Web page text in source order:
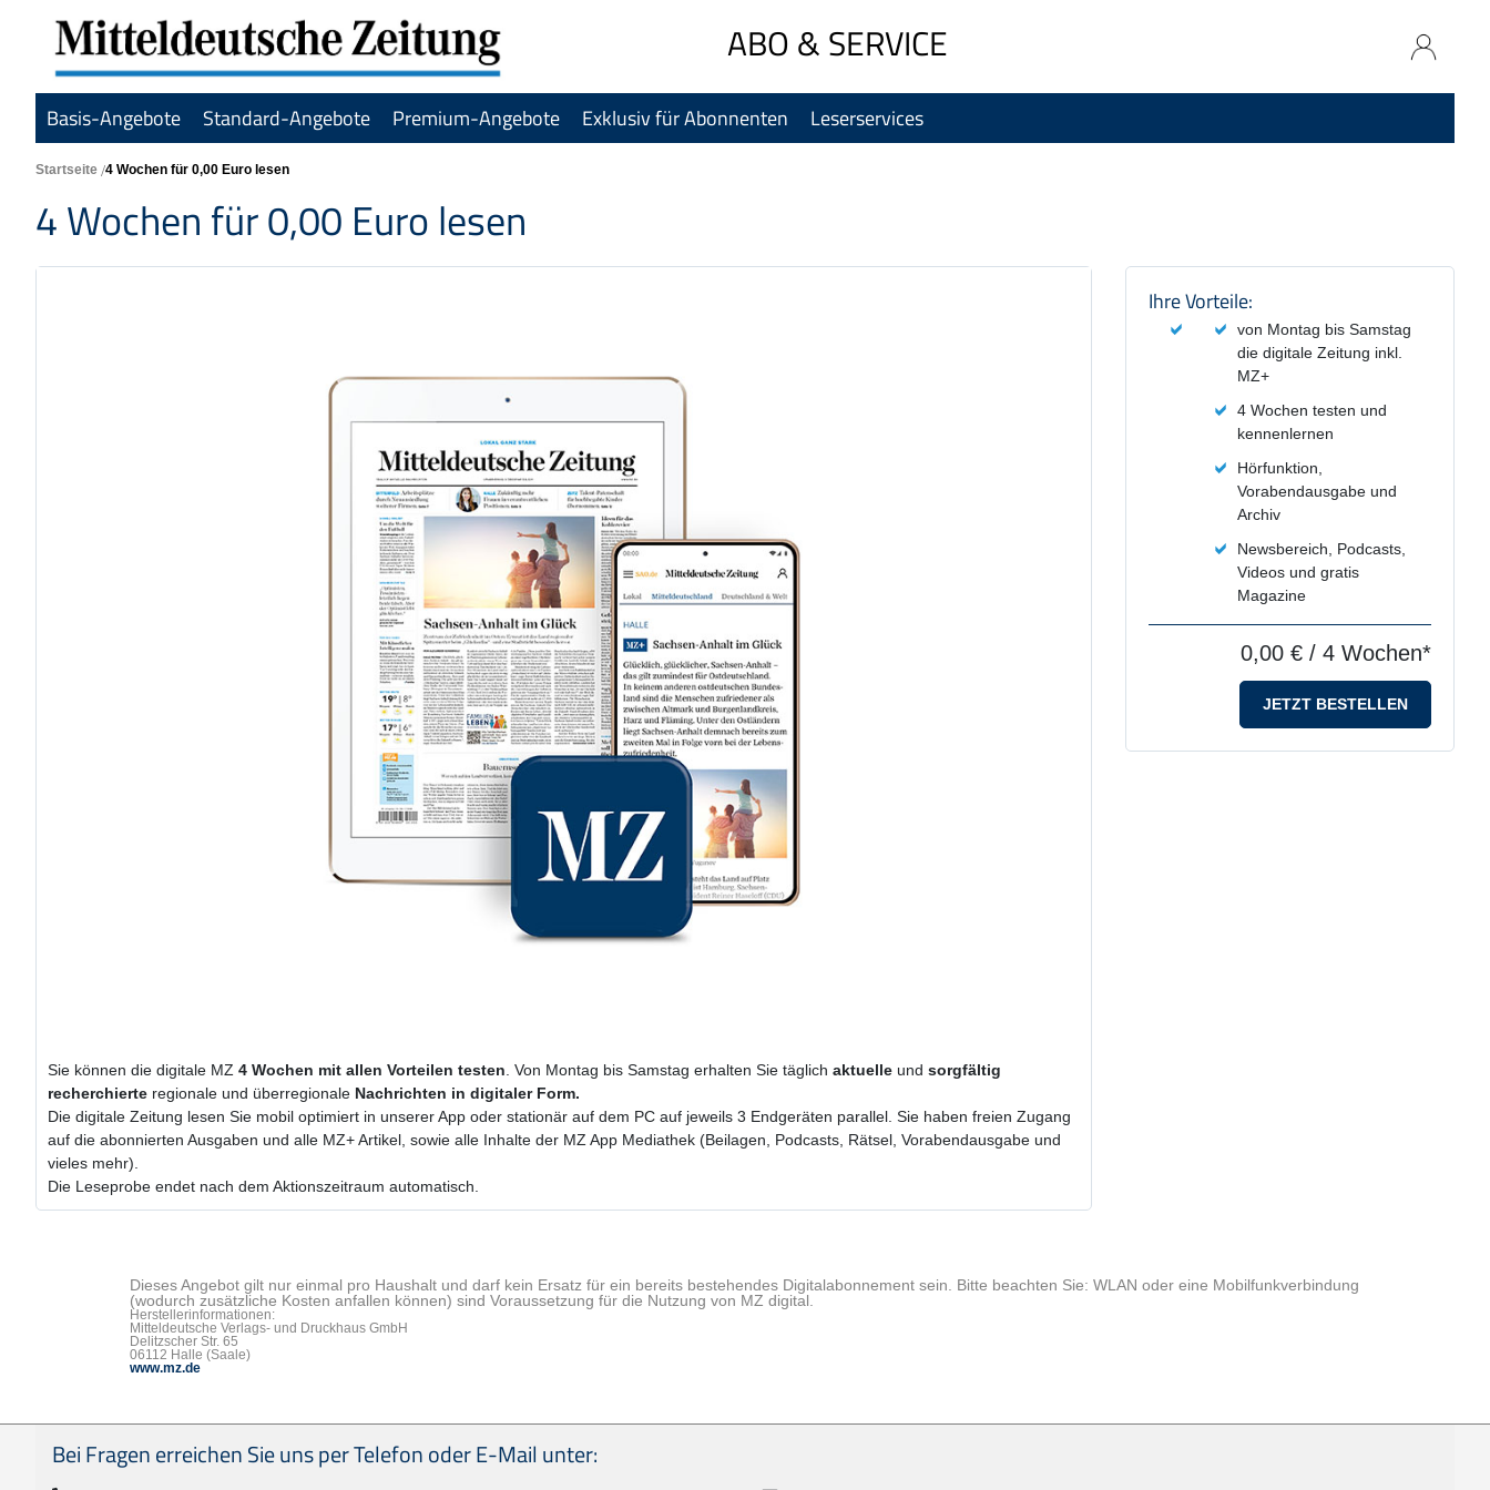
Navigation
direkt
ABO & SERVICE
Basis-Angebote Standard-Angebote Premium-Angebote Exklusiv für Abonnenten Leserservices
Startseite 4 Wochen für 0,00 Euro lesen
4 Wochen für 0,00 Euro lesen
Sie können die digitale MZ 4 Wochen mit allen Vorteilen testen . Von Montag bis Samstag erhalten Sie täglich aktuelle und sorgfältig
recherchierte regionale und überregionale Nachrichten in digitaler Form.
Die digitale Zeitung lesen Sie mobil optimiert in unserer App oder stationär auf dem PC auf jeweils 3 Endgeräten parallel. Sie haben freien Zugang
auf die abonnierten Ausgaben und alle MZ+ Artikel, sowie alle Inhalte der MZ App Mediathek (Beilagen, Podcasts, Rätsel, Vorabendausgabe und
vieles mehr).
Die Leseprobe endet nach dem Aktionszeitraum automatisch.
Produktzusammenfassung
Ihre Vorteile:
von Montag bis Samstag
die digitale Zeitung inkl.
MZ+
4 Wochen testen und
kennenlernen
Hörfunktion,
Vorabendausgabe und
Archiv
Newsbereich, Podcasts,
Videos und gratis
Magazine
0,00 € / 4 Wochen*
JETZT BESTELLEN
Dieses Angebot gilt nur einmal pro Haushalt und darf kein Ersatz für ein bereits bestehendes Digitalabonnement sein. Bitte beachten Sie: WLAN oder eine Mobilfunkverbindung
(wodurch zusätzliche Kosten anfallen können) sind Voraussetzung für die Nutzung von MZ digital.
Herstellerinformationen:
Mitteldeutsche Verlags- und Druckhaus GmbH
Delitzscher Str. 65
06112 Halle (Saale)
www.mz.de
Seitenfußbereich
Bei Fragen erreichen Sie uns per Telefon oder E-Mail unter: